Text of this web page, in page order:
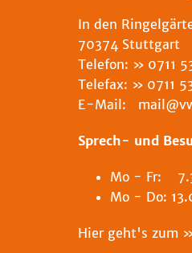
In den
70374 Stuttgart
Telefon:
0711
Telefax:
0711
E-Mail:
Sprech- und
Mo - Fr:
Mo - Do:
Hier geht's zum